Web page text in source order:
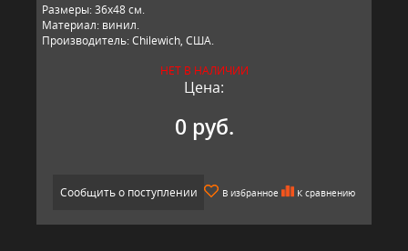
Размеры: 36х48 см.
Материал: винил.
Производитель: Chilewich, США.
НЕТ В НАЛИЧИИ
Цена:
0 руб.
Сообщить о поступлении В избранное К сравнению